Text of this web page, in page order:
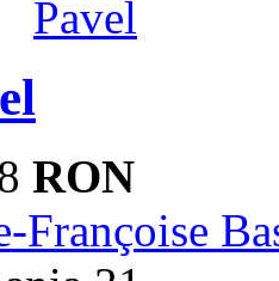
RON
Françoise